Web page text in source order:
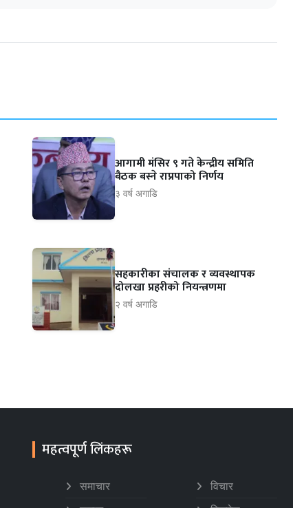
आगामी मंसिर ९ गते केन्द्रीय समिति
बैठक बस्ने राप्रपाको निर्णय
३ वर्ष अगाडि
सहकारीका संचालक र व्यवस्थापक
दोलखा प्रहरीको नियन्त्रणमा
२ वर्ष अगाडि
महत्वपूर्ण लिंकहरू
समाचार
विचार